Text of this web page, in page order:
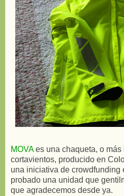
MOVAes una chaqueta, o más
cortavientos, producido en
una iniciativa de crowdfunding
probado una unidad que
que agradecemos desde ya.